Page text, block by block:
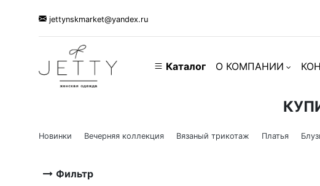
jettynskmarket@yandex.ru
Каталог О КОМПАНИИ
Новинки Вечерняя коллекция Вязаный трикотаж Платья
Фильтр